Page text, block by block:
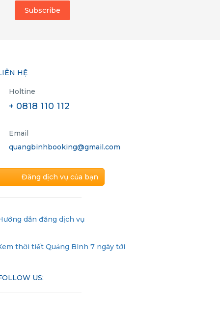
HỆ
Holtine
+ 0818 110 112
Email
quangbinhbooking@gmail.com
Đăng dịch vụ của bạn
dẫn đăng dịch vụ
thời tiết Quảng Bình 7 ngày tới
US: